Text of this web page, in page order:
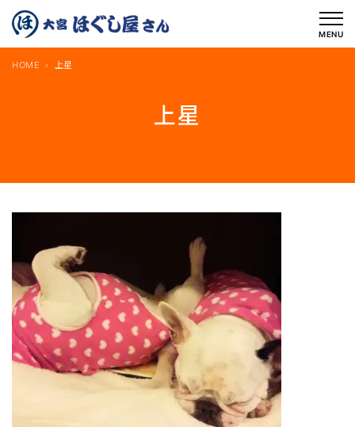
を
MENU
上星
HOME 上星